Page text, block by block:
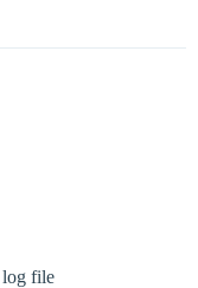
log file